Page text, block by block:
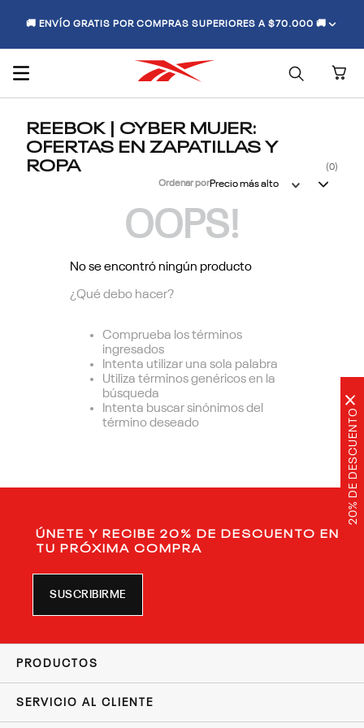
20% DE DESCUENTO
×
🚚 ENVÍO GRATIS POR COMPRAS SUPERIORES A $70.000 🚚
REEBOK | CYBER MUJER:
OFERTAS EN ZAPATILLAS Y
ROPA 0
Ordenar porPrecio más alto
OOPS!
No se encontró ningún producto
¿Qué debo hacer?
Comprueba los términos
ingresados
Intenta utilizar una sola palabra
Utiliza términos genéricos en la
búsqueda
Intenta buscar sinónimos del
término deseado
ÚNETE Y RECIBE 20% DE DESCUENTO EN
TU PRÓXIMA COMPRA
SUSCRIBIRME
PRODUCTOS
SERVICIO AL CLIENTE